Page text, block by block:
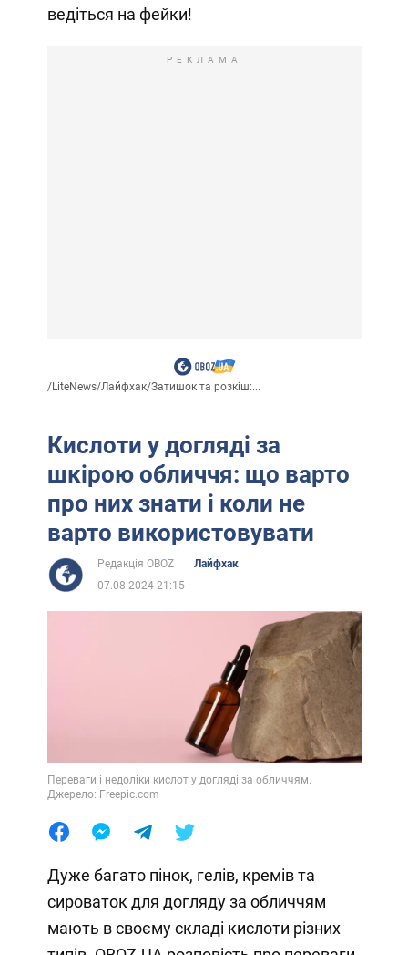
ведіться на фейки!
РЕКЛАМА
/LiteNews/Лайфхак/Затишок та розкіш:...
Кислоти у догляді за
шкірою обличчя: що варто
про них знати і коли не
варто використовувати
Редакція OBOZ
Лайфхак
07.08.2024 21:15
Переваги і недоліки кислот у догляді за обличчям.
Джерело: Freepic.com
Дуже багато пінок, гелів, кремів та
сироваток для догляду за обличчям
мають в своєму складі кислоти різних